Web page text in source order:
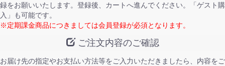
録をお願いいたします。登録後、カートへ進んでください。「ゲスト購
入」も可能です。
※定期課金商品につきましては会員登録が必須となります。
ご注文内容のご確認
お届け先の指定やお支払い方法等をご入力いただきましたら、内容をご